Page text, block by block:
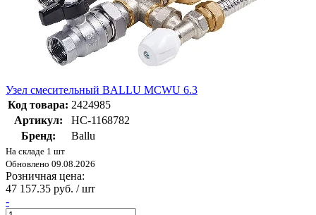
Узел смесительный BALLU MCWU 6.3
Код товара: 2424985
Артикул:
НС-1168782
Бренд:
Ballu
На складе 1 шт
Обновлено 09.08.2026
Розничная цена:
47 157.35 руб. / шт
-